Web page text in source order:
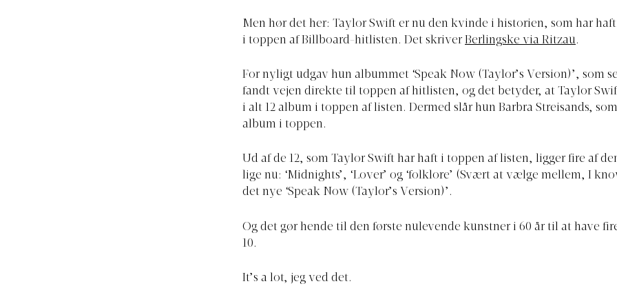
Men hør det her: Taylor Swift er nu den kvinde i historien, som har
i toppen af Billboard-hitlisten. Det skriver Berlingske via Ritzau.
For nyligt udgav hun albummet ‘Speak Now (Taylor’s Version)’, som
fandt vejen direkte til toppen af hitlisten, og det betyder, at Taylor
i alt 12 album i toppen af listen. Dermed slår hun Barbra Streisands,
album i toppen.
Ud af de 12, som Taylor Swift har haft i toppen af listen, ligger fire af
lige nu: ‘Midnights’, ‘Lover’ og ‘folklore’ (Svært at vælge mellem, I
det nye ‘Speak Now (Taylor’s Version)’.
Og det gør hende til den første nulevende kunstner i 60 år til at have
10.
It’s a lot, jeg ved det.